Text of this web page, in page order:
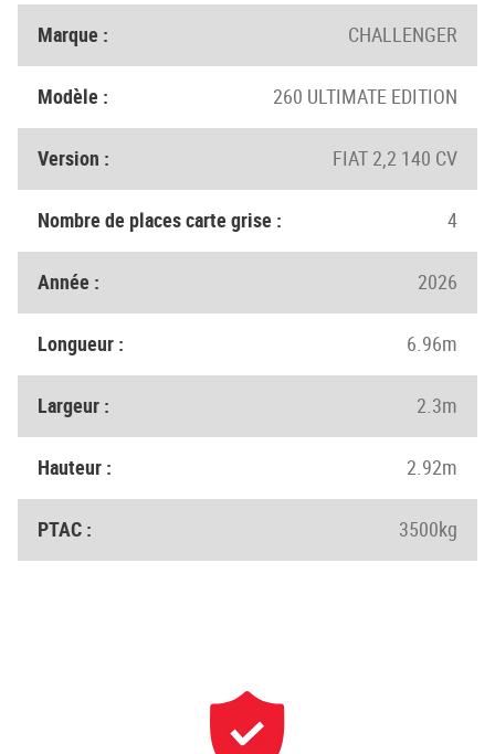
Marque : CHALLENGER
Modèle : 260 ULTIMATE EDITION
Version : FIAT 2,2 140 CV
Nombre de places carte grise : 4
Année : 2026
Longueur : 6.96m
Largeur : 2.3m
Hauteur : 2.92m
PTAC : 3500kg